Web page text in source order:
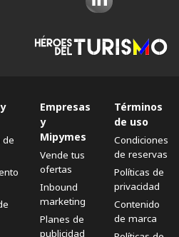
de
Empresas
y
Mipymes
Vende tus
ofertas
Inbound
marketing
Planes de
publicidad
Términos
de uso
Condiciones
de reservas
Políticas de
privacidad
Contenido
de marca